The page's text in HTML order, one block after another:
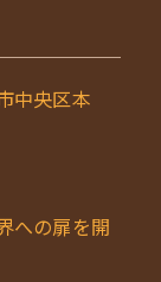
中央区本
への扉を開